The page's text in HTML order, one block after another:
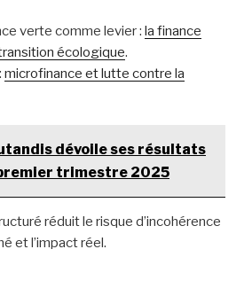
verte comme levier : la finance
écologique.
microfinance et lutte contre la
dévoile ses résultats
trimestre 2025
réduit le risque d’incohérence
et l’impact réel.